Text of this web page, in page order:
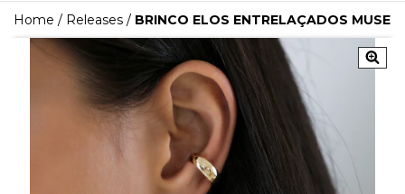
Home / Releases / BRINCO ELOS ENTRELAÇADOS MUSE